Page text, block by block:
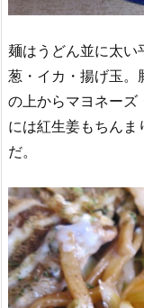
麺はうどん並に太い
葱・イカ・揚げ玉。
の上からマヨネーズ
には紅生姜もちん
だ。